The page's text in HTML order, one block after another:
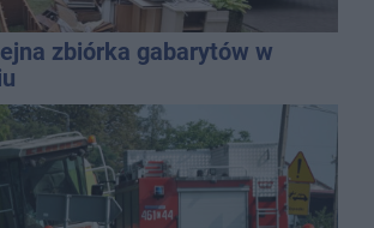
zbiórka gabarytów w